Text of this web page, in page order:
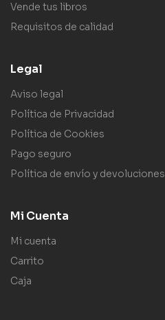
Vende tus libros
Requisitos de calidad
Legal
Aviso legal
Política de Privacidad
Política de Cookies
Pago seguro
Política de envío y devoluciones
Mi Cuenta
Mi cuenta
Carrito
Caja